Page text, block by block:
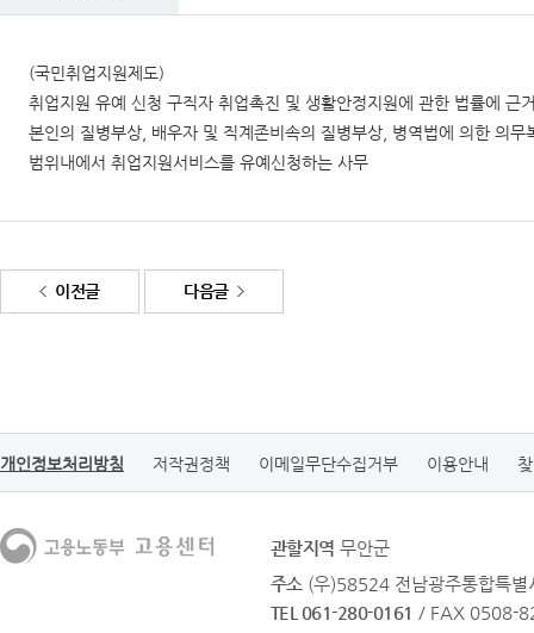
(국민취업지원제도)
취업지원 유예 신청 구직자 취업촉진 및 생활안정지원에 관한 법률에
본인의 질병부상, 배우자 및 직계존비속의 질병부상, 병역법에 의한 의
범위내에서 취업지원서비스를 유예신청하는 사무
이전글 다음글
개인정보처리방침 저작권정책 이메일무단수집거부 이용안내
관할지역 무안군
주소 (우)58524 전남광주통합특
TEL 061-280-0161 / FAX 0508-